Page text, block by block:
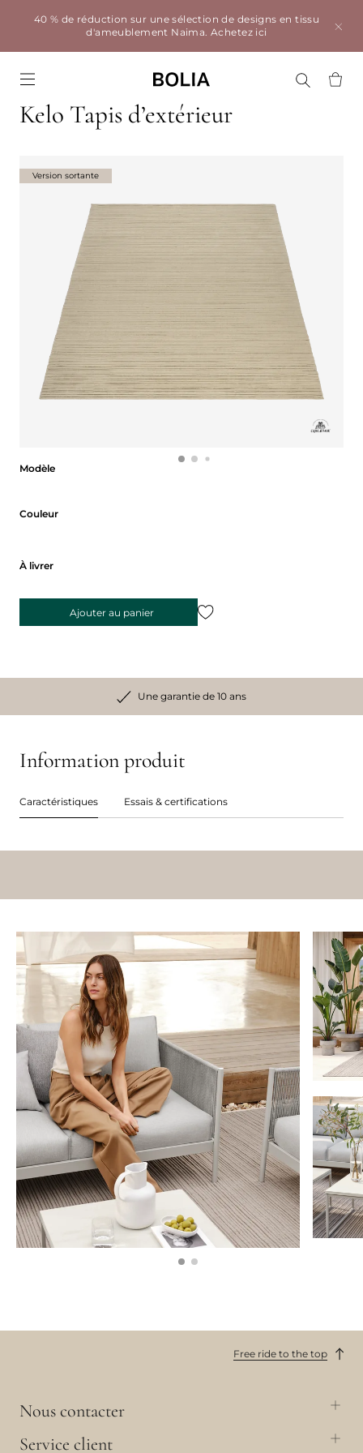
40 % de réduction sur une sélection de designs en tissu
d'ameublement Naima.Achetez ici
Kelo Tapis d’extérieur
Modèle
Couleur
À livrer
Ajouter au panier
Version sortante
Une garantie de 10 ans
Information produit
Caractéristiques Essais & certifications
Free ride to the top
Nous contacter
Service client